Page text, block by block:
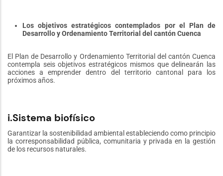
Los objetivos estratégicos contemplados por el Plan de
Desarrollo y Ordenamiento Territorial del cantón Cuenca
El Plan de Desarrollo y Ordenamiento Territorial del cantón Cuenca
contempla seis objetivos estratégicos mismos que delinearán las
acciones a emprender dentro del territorio cantonal para los
próximos años.
i.Sistema biofísico
Garantizar la sostenibilidad ambiental estableciendo como principio
la corresponsabilidad pública, comunitaria y privada en la gestión
de los recursos naturales.